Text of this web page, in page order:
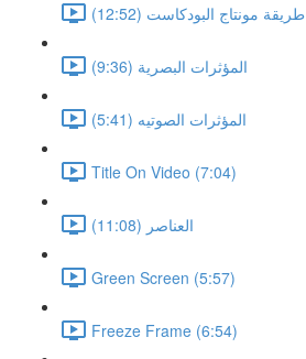
طريقة مونتاج البودكاست (12:52)
المؤثرات البصرية (9:36)
المؤثرات الصوتيه (5:41)
Title On Video (7:04)
العناصر (11:08)
Green Screen (5:57)
Freeze Frame (6:54)